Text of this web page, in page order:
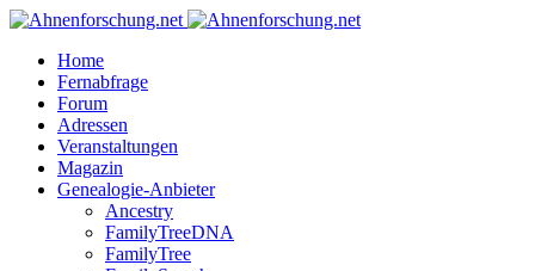
Home
Fernabfrage
Forum
Adressen
Veranstaltungen
Magazin
Genealogie-Anbieter
Ancestry
FamilyTreeDNA
FamilyTree